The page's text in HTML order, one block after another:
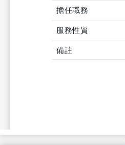
擔任職務
服務性質
備註